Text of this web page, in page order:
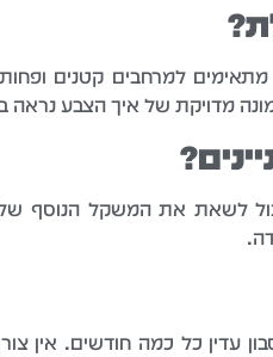
למרחבים קטנים
מדויקת של איך הצבע נראה
לשאת את המשקל הנוסף של
כל כמה חודשים. אין צורך